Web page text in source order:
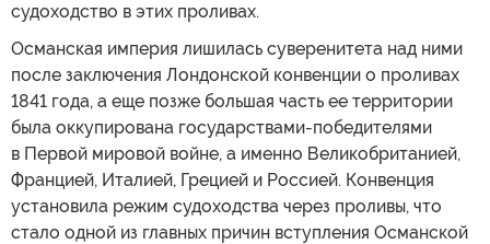
судоходство в этих проливах.
Османская империя лишилась суверенитета над ними
после заключения Лондонской конвенции о проливах
1841 года, а еще позже большая часть ее территории
была оккупирована государствами-победителями
в Первой мировой войне, а именно Великобританией,
Францией, Италией, Грецией и Россией. Конвенция
установила режим судоходства через проливы, что
стало одной из главных причин вступления Османской